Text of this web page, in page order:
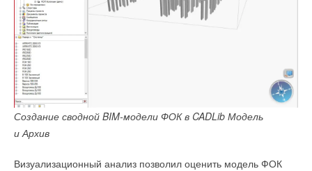
Создание сводной BIM-модели ФОК в CADLib Модель
и Архив
Визуализационный анализ позволил оценить модель ФОК